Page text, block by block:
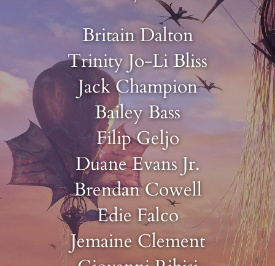
Britain Dalton
Trinity Jo-Li Bliss
Jack Champion
Bailey Bass
Filip Geljo
Duane Evans Jr.
Brendan Cowell
Edie Falco
Jemaine Clement